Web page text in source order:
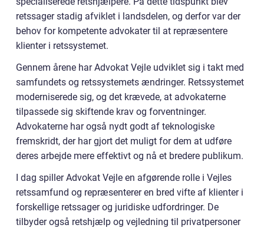
retssager stadig afviklet i landsdelen, og derfor var der
behov for kompetente advokater til at repræsentere
klienter i retssystemet.
Gennem årene har Advokat Vejle udviklet sig i takt med
samfundets og retssystemets ændringer. Retssystemet
moderniserede sig, og det krævede, at advokaterne
tilpassede sig skiftende krav og forventninger.
Advokaterne har også nydt godt af teknologiske
fremskridt, der har gjort det muligt for dem at udføre
deres arbejde mere effektivt og nå et bredere publikum.
I dag spiller Advokat Vejle en afgørende rolle i Vejles
retssamfund og repræsenterer en bred vifte af klienter i
forskellige retssager og juridiske udfordringer. De
tilbyder også retshjælp og vejledning til privatpersoner